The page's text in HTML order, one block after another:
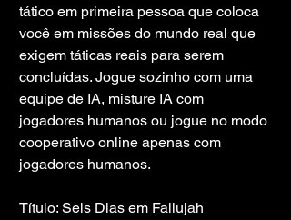
tático em primeira pessoa que coloca
você em missões do mundo real que
exigem táticas reais para serem
concluídas. Jogue sozinho com uma
equipe de IA, misture IA com
jogadores humanos ou jogue no modo
cooperativo online apenas com
jogadores humanos.
Título: Seis Dias em Fallujah